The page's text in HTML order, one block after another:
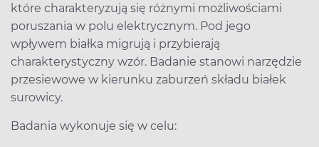
które charakteryzują się różnymi możliwościami
poruszania w polu elektrycznym. Pod jego
wpływem białka migrują i przybierają
charakterystyczny wzór. Badanie stanowi narzędzie
przesiewowe w kierunku zaburzeń składu białek
surowicy.
Badania wykonuje się w celu: